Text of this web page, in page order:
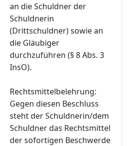
an die Schuldner der
Schuldnerin
(Drittschuldner) sowie an
die Gläubiger
durchzuführen (§ 8 Abs. 3
InsO).
Rechtsmittelbelehrung:
Gegen diesen Beschluss
steht der Schuldnerin/dem
Schuldner das Rechtsmittel
der sofortigen Beschwerde